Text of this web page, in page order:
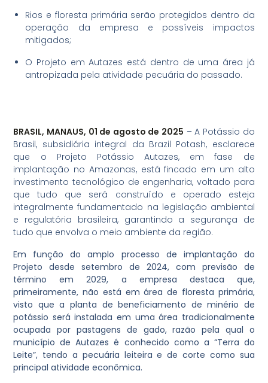
Rios e floresta primária serão protegidos dentro da
operação da empresa e possíveis impactos
mitigados;
O Projeto em Autazes está dentro de uma área já
antropizada pela atividade pecuária do passado.
BRASIL, MANAUS, 01 de agosto de 2025 – A Potássio do
Brasil, subsidiária integral da Brazil Potash, esclarece
que o Projeto Potássio Autazes, em fase de
implantação no Amazonas, está fincado em um alto
investimento tecnológico de engenharia, voltado para
que tudo que será construído e operado esteja
integralmente fundamentado na legislação ambiental
e regulatória brasileira, garantindo a segurança de
tudo que envolva o meio ambiente da região.
Em função do amplo processo de implantação do
Projeto desde setembro de 2024, com previsão de
término em 2029, a empresa destaca que,
primeiramente, não está em área de floresta primária,
visto que a planta de beneficiamento de minério de
potássio será instalada em uma área tradicionalmente
ocupada por pastagens de gado, razão pela qual o
município de Autazes é conhecido como a “Terra do
Leite”, tendo a pecuária leiteira e de corte como sua
principal atividade econômica.